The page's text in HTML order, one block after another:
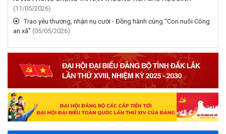
Trao yêu thương, nhận nụ cười - Đồng hành cùng “Con nuôi Công
an xã”
(05/05/2026)